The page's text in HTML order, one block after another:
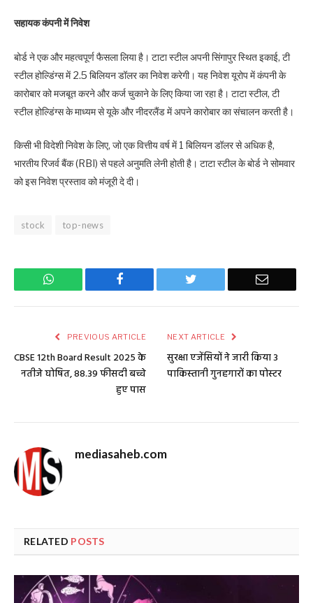
सहायक कंपनी में निवेश
बोर्ड ने एक और महत्वपूर्ण फैसला लिया है। टाटा स्टील अपनी सिंगापुर स्थित इकाई, टी
स्टील होल्डिंग्स में 2.5 बिलियन डॉलर का निवेश करेगी। यह निवेश यूरोप में कंपनी के
कारोबार को मजबूत करने और कर्ज चुकाने के लिए किया जा रहा है। टाटा स्टील, टी
स्टील होल्डिंग्स के माध्यम से यूके और नीदरलैंड में अपने कारोबार का संचालन करती है।
किसी भी विदेशी निवेश के लिए, जो एक वित्तीय वर्ष में 1 बिलियन डॉलर से अधिक है,
भारतीय रिजर्व बैंक (RBI) से पहले अनुमति लेनी होती है। टाटा स्टील के बोर्ड ने सोमवार
को इस निवेश प्रस्ताव को मंजूरी दे दी।
stock top-news
WhatsApp Facebook Twitter Email
PREVIOUS ARTICLE
CBSE 12th Board Result 2025 के
नतीजे घोषित, 88.39 फीसदी बच्चे
हुए पास
NEXT ARTICLE
सुरक्षा एजेंसियों ने जारी किया 3
पाकिस्तानी गुनहगारों का पोस्टर
mediasaheb.com
RELATED POSTS